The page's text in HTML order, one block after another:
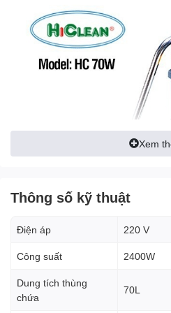
Đặc điểm nổi bật
Xem
Thông số kỹ thuật
Điện áp 220 V
Công suất 2400W
Dung tích thùng
chứa
70L